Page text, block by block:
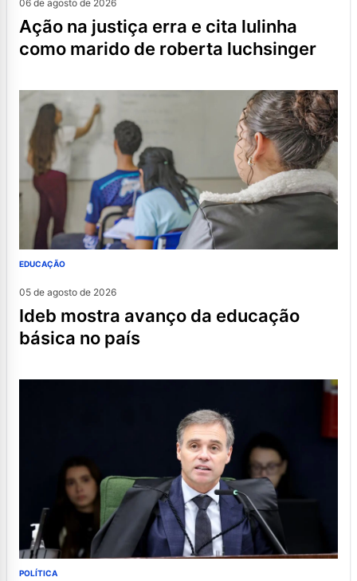
06 de agosto de 2026
ação na justiça erra e cita lulinha
como marido de roberta luchsinger
EDUCAÇÃO
05 de agosto de 2026
ideb mostra avanço da educação
básica no país
POLÍTICA